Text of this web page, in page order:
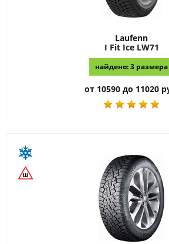
Laufenn
I Fit Ice LW71
найдено: 3 размера
от 10590 до 11020